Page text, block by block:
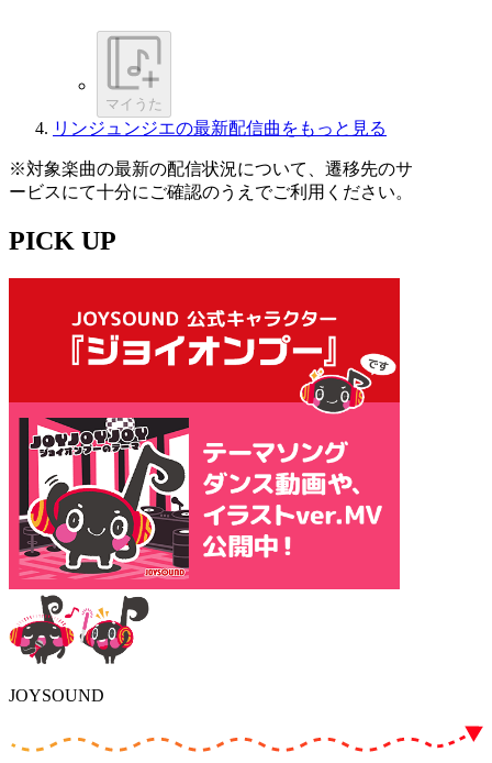
マイうた
リンジュンジエの最新配信曲をもっと見る
※対象楽曲の最新の配信状況について、遷移先のサ
ービスにて十分にご確認のうえでご利用ください。
PICK UP
JOYSOUND